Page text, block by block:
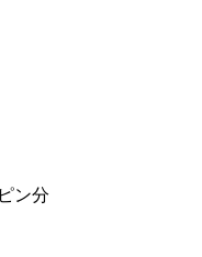
ン分